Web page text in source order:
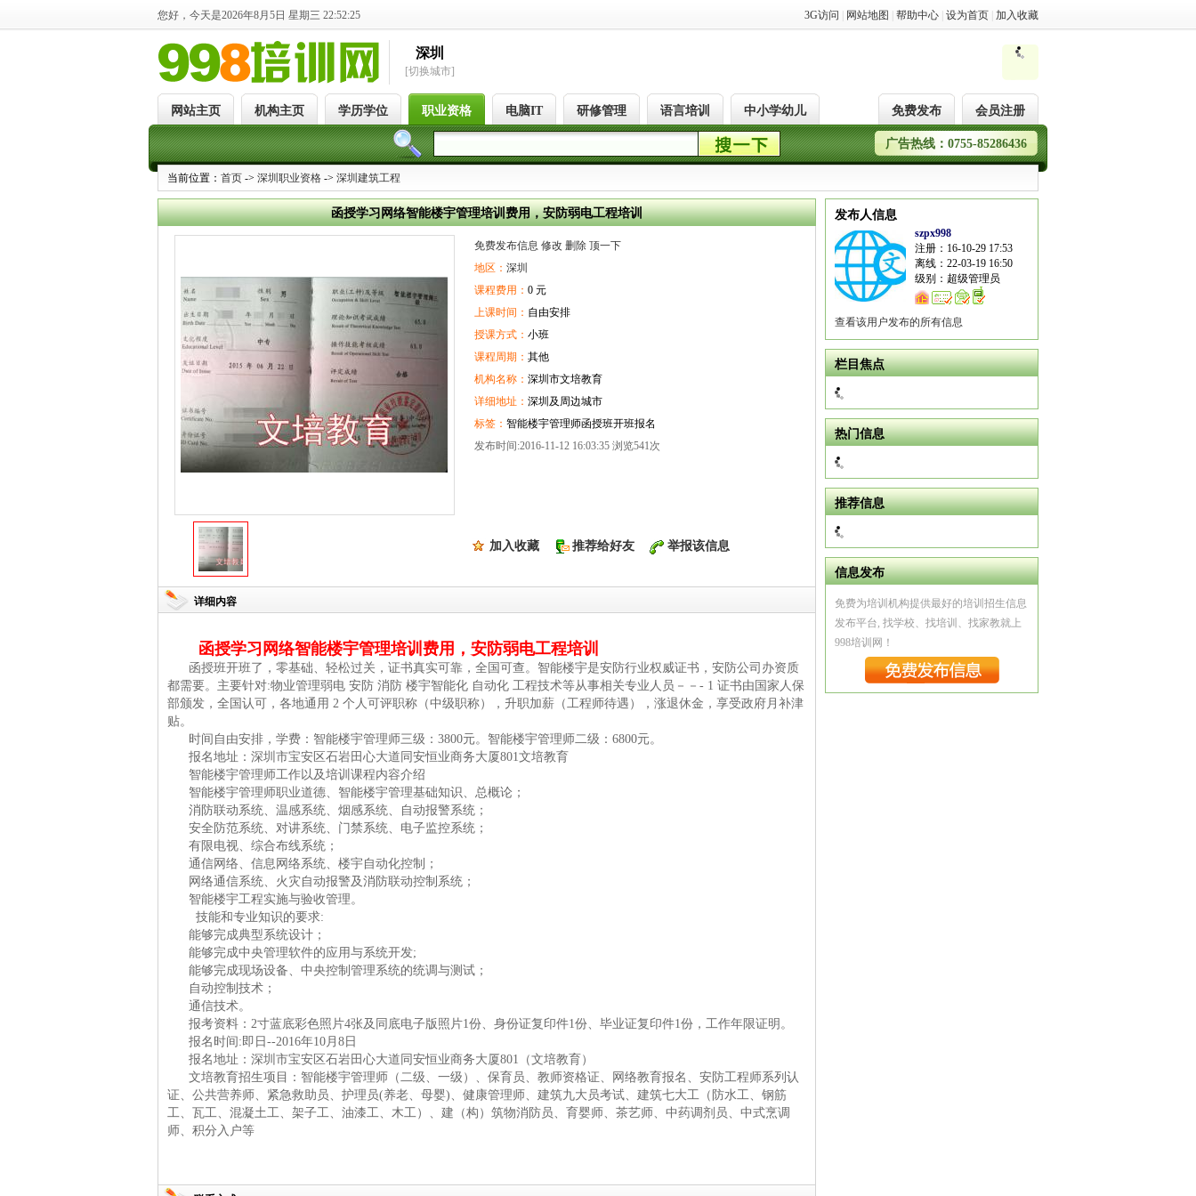
您好，今天是2026年8月5日 星期三 22:52:26 3G访问 网站地图 帮助中心 设为首页 加入收藏
深圳
[切换城市]
网站主页 机构主页 学历学位 职业资格 电脑IT 研修管理 语言培训 中小学幼儿 会员注册
免费发布
广告热线：0755-85286436
当前位置： 首页 -> 深圳职业资格 -> 深圳建筑工程
函授学习网络智能楼宇管理培训费用，安防弱电工程培训
免费发布信息 修改 删除 顶一下
地区： 深圳
课程费用： 0 元
上课时间： 自由安排
授课方式： 小班
课程周期： 其他
机构名称： 深圳市文培教育
详细地址： 深圳及周边城市
标签： 智能楼宇管理师函授班开班报名
发布时间:2016-11-12 16:03:35 浏览541次
加入收藏 推荐给好友 举报该信息
详细内容
函授学习网络智能楼宇管理培训费用，安防弱电工程培训
函授班开班了，零基础、轻松过关，证书真实可靠，全国可查。智能楼宇是安防行业权威证书，安防公司办资质
都需要。主要针对:物业管理弱电 安防 消防 楼宇智能化 自动化 工程技术等从事相关专业人员－－- 1 证书由国家人保
部颁发，全国认可，各地通用 2 个人可评职称（中级职称），升职加薪（工程师待遇），涨退休金，享受政府月补津
贴。
时间自由安排，学费：智能楼宇管理师三级：3800元。智能楼宇管理师二级：6800元。
报名地址：深圳市宝安区石岩田心大道同安恒业商务大厦801文培教育
智能楼宇管理师工作以及培训课程内容介绍
智能楼宇管理师职业道德、智能楼宇管理基础知识、总概论；
消防联动系统、温感系统、烟感系统、自动报警系统；
安全防范系统、对讲系统、门禁系统、电子监控系统；
有限电视、综合布线系统；
通信网络、信息网络系统、楼宇自动化控制；
网络通信系统、火灾自动报警及消防联动控制系统；
智能楼宇工程实施与验收管理。
技能和专业知识的要求:
能够完成典型系统设计；
能够完成中央管理软件的应用与系统开发;
能够完成现场设备、中央控制管理系统的统调与测试；
自动控制技术；
通信技术。
报考资料：2寸蓝底彩色照片4张及同底电子版照片1份、身份证复印件1份、毕业证复印件1份，工作年限证明。
报名时间:即日--2016年10月8日
报名地址：深圳市宝安区石岩田心大道同安恒业商务大厦801（文培教育）
文培教育招生项目：智能楼宇管理师（二级、一级）、保育员、教师资格证、网络教育报名、安防工程师系列认
证、公共营养师、紧急救助员、护理员(养老、母婴)、健康管理师、建筑九大员考试、建筑七大工（防水工、钢筋
工、瓦工、混凝土工、架子工、油漆工、木工）、建（构）筑物消防员、育婴师、茶艺师、中药调剂员、中式烹调
师、积分入户等
发布人信息
szpx998
注册：16-10-29 17:53
离线：22-03-19 16:50
级别：超级管理员
查看该用户发布的所有信息
栏目焦点
热门信息
推荐信息
信息发布
免费为培训机构提供最好的培训招生信息
发布平台, 找学校、找培训、找家教就上
998培训网！